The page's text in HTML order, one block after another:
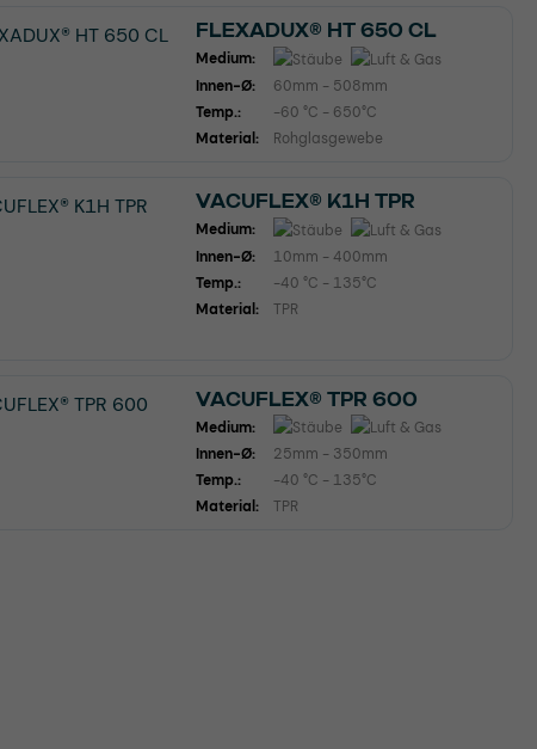
FLEXADUX® HT 650 CL
Medium:
Innen-Ø:
60mm - 508mm
Temp.:
-60 °C - 650°C
Material:
Rohglasgewebe
VACUFLEX® K1H TPR
Medium:
Innen-Ø:
10mm - 400mm
Temp.:
-40 °C - 135°C
Material:
TPR
VACUFLEX® TPR 600
Medium:
Innen-Ø:
25mm - 350mm
Temp.:
-40 °C - 135°C
Material:
TPR